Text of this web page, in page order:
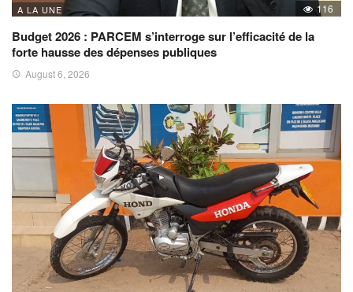
A LA UNE 116
Budget 2026 : PARCEM s’interroge sur l’efficacité de la
forte hausse des dépenses publiques
August 6, 2026